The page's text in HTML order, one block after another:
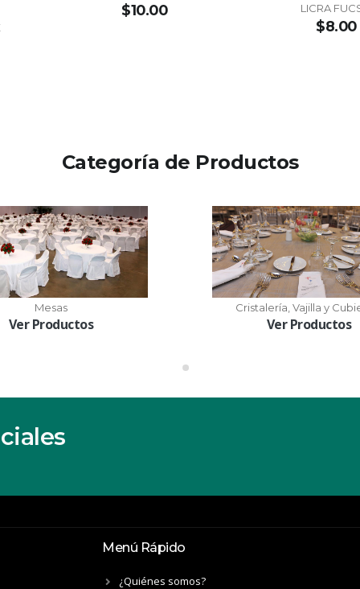
$10.00 LICRA
$8.00
Categoría de Productos
Mesas
Ver Productos
Cristalería, Vajilla y
Ver Productos
Menú Rápido
¿Quiénes somos?